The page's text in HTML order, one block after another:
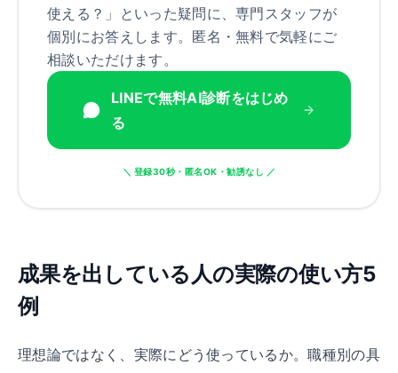
使える？」といった疑問に、専門スタッフが
個別にお答えします。匿名・無料で気軽にご
相談いただけます。
LINEで無料AI診断をはじめ
る
＼ 登録30秒・匿名OK・勧誘なし ／
成果を出している人の実際の使い方5
例
理想論ではなく、実際にどう使っているか。職種別の具